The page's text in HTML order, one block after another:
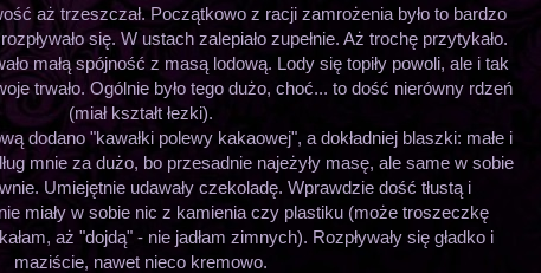
aż trzeszczał. Początkowo z racji zamrożenia było to bardzo
się. W ustach zalepiało zupełnie. Aż trochę przytykało.
małą spójność z masą lodową. Lody się topiły powoli, ale i tak
trwało. Ogólnie było tego dużo, choć... to dość nierówny rdzeń
(miał kształt łezki).
dodano "kawałki polewy kakaowej", a dokładniej blaszki: małe i
mnie za dużo, bo przesadnie najeżyły masę, ale same w sobie
Umiejętnie udawały czekoladę. Wprawdzie dość tłustą i
miały w sobie nic z kamienia czy plastiku (może troszeczkę
aż "dojdą" - nie jadłam zimnych). Rozpływały się gładko i
maziście, nawet nieco kremowo.